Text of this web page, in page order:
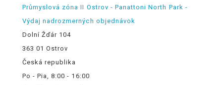
Průmyslová zóna II Ostrov - Panattoni North Park -
Výdaj nadrozmerných objednávok
Dolní Žďár 104
363 01 Ostrov
Česká republika
Po - Pia, 8:00 - 16:00